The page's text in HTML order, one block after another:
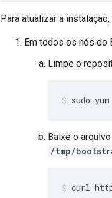
Para atualizar a
Em todos os nós do
Limpe o
sudo
Baixe o arquivo
/tmp/
curl